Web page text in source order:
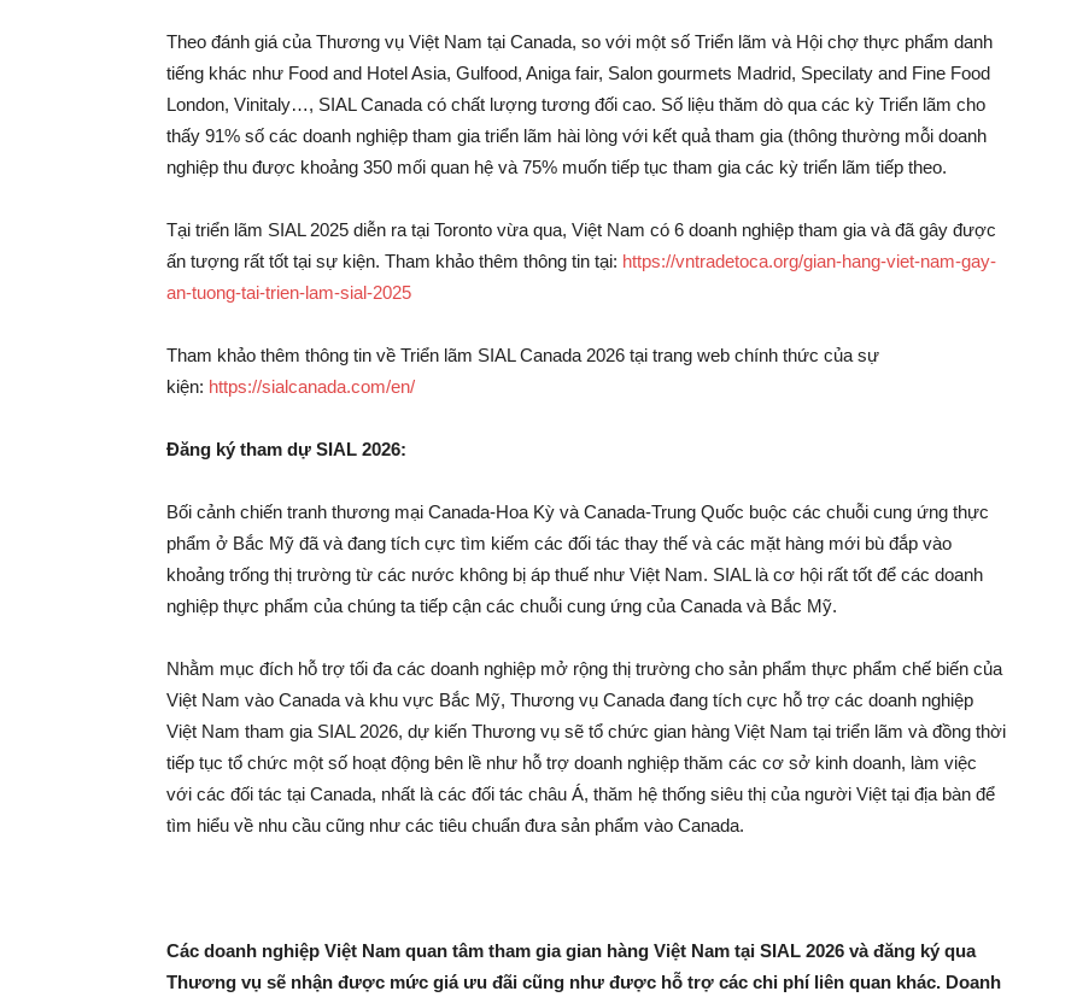
Theo đánh giá của Thương vụ Việt Nam tại Canada, so với một số Triển lãm và Hội chợ thực phẩm danh
tiếng khác như Food and Hotel Asia, Gulfood, Aniga fair, Salon gourmets Madrid, Specilaty and Fine Food
London, Vinitaly…, SIAL Canada có chất lượng tương đối cao. Số liệu thăm dò qua các kỳ Triển lãm cho
thấy 91% số các doanh nghiệp tham gia triển lãm hài lòng với kết quả tham gia (thông thường mỗi doanh
nghiệp thu được khoảng 350 mối quan hệ và 75% muốn tiếp tục tham gia các kỳ triển lãm tiếp theo.
Tại triển lãm SIAL 2025 diễn ra tại Toronto vừa qua, Việt Nam có 6 doanh nghiệp tham gia và đã gây được
ấn tượng rất tốt tại sự kiện. Tham khảo thêm thông tin tại: https://vntradetoca.org/gian-hang-viet-nam-gay-
an-tuong-tai-trien-lam-sial-2025
Tham khảo thêm thông tin về Triển lãm SIAL Canada 2026 tại trang web chính thức của sự
kiện: https://sialcanada.com/en/
Đăng ký tham dự SIAL 2026:
Bối cảnh chiến tranh thương mại Canada-Hoa Kỳ và Canada-Trung Quốc buộc các chuỗi cung ứng thực
phẩm ở Bắc Mỹ đã và đang tích cực tìm kiếm các đối tác thay thế và các mặt hàng mới bù đắp vào
khoảng trống thị trường từ các nước không bị áp thuế như Việt Nam. SIAL là cơ hội rất tốt để các doanh
nghiệp thực phẩm của chúng ta tiếp cận các chuỗi cung ứng của Canada và Bắc Mỹ.
Nhằm mục đích hỗ trợ tối đa các doanh nghiệp mở rộng thị trường cho sản phẩm thực phẩm chế biến của
Việt Nam vào Canada và khu vực Bắc Mỹ, Thương vụ Canada đang tích cực hỗ trợ các doanh nghiệp
Việt Nam tham gia SIAL 2026, dự kiến Thương vụ sẽ tổ chức gian hàng Việt Nam tại triển lãm và đồng thời
tiếp tục tổ chức một số hoạt động bên lề như hỗ trợ doanh nghiệp thăm các cơ sở kinh doanh, làm việc
với các đối tác tại Canada, nhất là các đối tác châu Á, thăm hệ thống siêu thị của người Việt tại địa bàn để
tìm hiểu về nhu cầu cũng như các tiêu chuẩn đưa sản phẩm vào Canada.
Các doanh nghiệp Việt Nam quan tâm tham gia gian hàng Việt Nam tại SIAL 2026 và đăng ký qua
Thương vụ sẽ nhận được mức giá ưu đãi cũng như được hỗ trợ các chi phí liên quan khác. Doanh